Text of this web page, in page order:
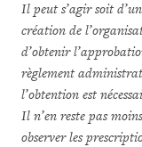
Il peut s’agir soit
création de
d’obtenir
règlement
l’obtention est
Il n’en reste pas
observer les